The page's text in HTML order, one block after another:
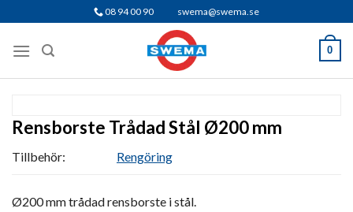
content
08 94 00 90 swema@swema.se
0
Rensborste Trådad Stål Ø200 mm
Tillbehör: Rengöring
Ø200 mm trådad rensborste i stål.